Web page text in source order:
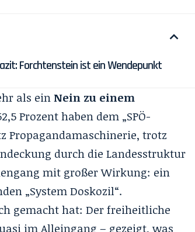
Forchtenstein ist ein Wendepunkt
als einNein zu einem
Prozent haben dem „SPÖ-
Propagandamaschinerie, trotz
durch die Landesstruktur
mit großer Wirkung: ein
„System Doskozil“.
gemacht hat: Der freiheitliche
im Alleingang – gezeigt, was